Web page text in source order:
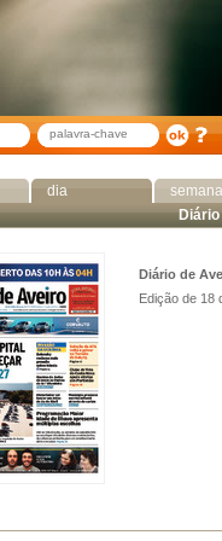
dia
semana
Diário
Diário de
Edição de 18